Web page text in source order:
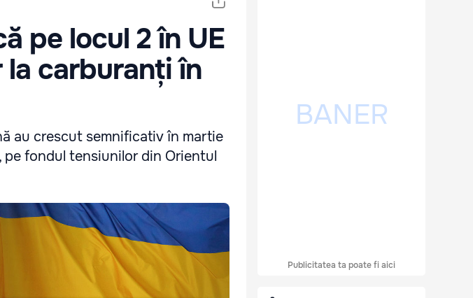
pe locul 2 în UE
carburanți în
au crescut semnificativ în martie
pe fondul tensiunilor din Orientul
Publicitatea ta poate fi aici